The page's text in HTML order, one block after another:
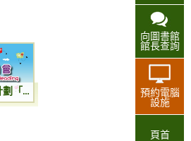
向圖書館
館長查詢
預約電腦
設施
頁首
兒童及青少年閱讀計劃「月月讀書樂」月會：伊索寓言 (高小組)